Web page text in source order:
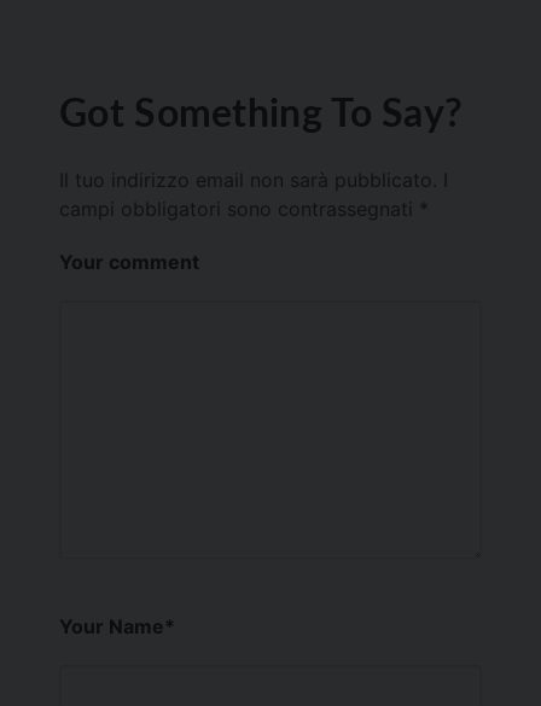
Got Something To Say?
Il tuo indirizzo email non sarà pubblicato.
campi obbligatori sono contrassegnati *
Your comment
Your Name*